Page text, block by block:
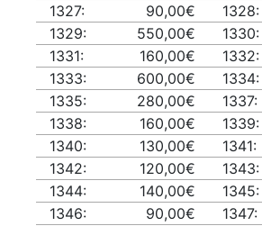
1327:
90,00€ 1328:
1329:
550,00€ 1330:
1331:
160,00€ 1332:
1333:
600,00€ 1334:
1335:
280,00€ 1337:
1338:
160,00€ 1339:
1340:
130,00€ 1341:
1342:
120,00€ 1343:
1344:
140,00€ 1345:
1346:
90,00€ 1347: